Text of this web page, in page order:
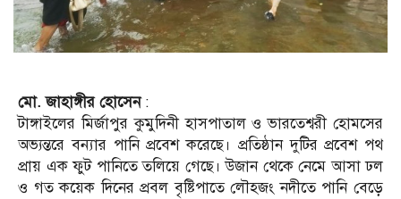
মো. জাহাঙ্গীর হোসেন:
টাঙ্গাইলের মির্জাপুর কুমুদিনী হাসপাতাল ও ভারতেশ্বরী হোমসের
অভ্যন্তরে বন্যার পানি প্রবেশ করেছে। প্রতিষ্ঠান দুটির প্রবেশ পথ
প্রায় এক ফুট পানিতে তলিয়ে গেছে। উজান থেকে নেমে আসা ঢল
ও গত কয়েক দিনের প্রবল বৃষ্টিপাতে লৌহজং নদীতে পানি বেড়ে